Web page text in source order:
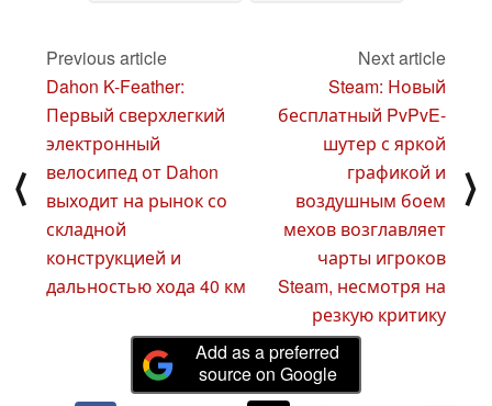
⟨
Previous article
Dahon K-Feather:
Первый сверхлегкий
электронный
велосипед от Dahon
выходит на рынок со
складной
конструкцией и
дальностью хода 40 км
Next article
Steam: Новый
бесплатный PvPvE-
шутер с яркой
графикой и
воздушным боем
мехов возглавляет
чарты игроков
Steam, несмотря на
резкую критику
⟩
Add as a preferred
source on Google